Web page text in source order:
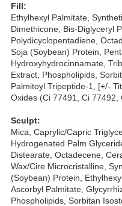
Fill:
Ethylhexyl Palmitate,
Dimethicone, Bis-Diglyceryl
Polydicyclopentadiene,
Soja (Soybean) Protein,
Hydroxyhydrocinnamate,
Extract, Phospholipids,
Palmitoyl Tripeptide-1, [+/-
Oxides (Ci 77491, Ci 77492,
Sculpt:
Mica, Caprylic/Capric
Hydrogenated Palm
Distearate, Octadecene,
Wax/Cire Microcristalline,
(Soybean) Protein,
Ascorbyl Palmitate,
Phospholipids, Sorbitan